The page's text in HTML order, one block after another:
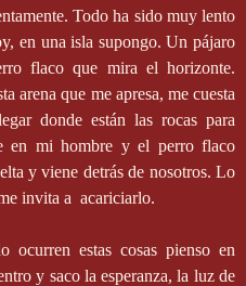
Todo ha sido muy lento
en una isla supongo. Un pájaro
flaco que mira el horizonte.
arena que me apresa, me cuesta
donde están las rocas para
en mi hombre y el perro flaco
y viene detrás de nosotros. Lo
invita a acariciarlo.
ocurren estas cosas pienso en
y saco la esperanza, la luz de